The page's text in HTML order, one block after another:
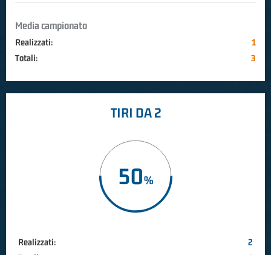
Media campionato
Realizzati:
1
Totali:
3
TIRI DA 2
50
Realizzati:
2